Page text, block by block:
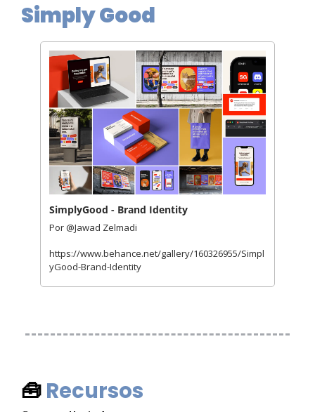
Simply Good
SimplyGood - Brand Identity
Por @Jawad Zelmadi
https://www.behance.net/gallery/160326955/Simpl
yGood-Brand-Identity
🧰 Recursos